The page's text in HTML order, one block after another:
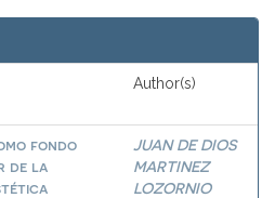
Author(s)
fondo
de la
JUAN DE DIOS
MARTINEZ
LOZORNIO